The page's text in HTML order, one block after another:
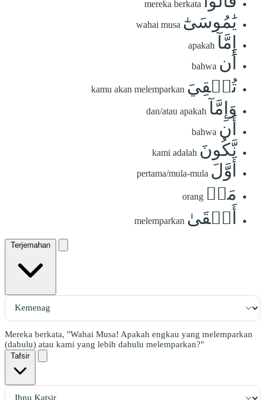
mereka berkata
يَٰمُوسَىٰٓ wahai musa
إِمَّآ apakah
أَن bahwa
تُلۡقِيَ kamu akan melemparkan
وَإِمَّآ dan/atau apakah
أَن bahwa
نَّكُونَ kami adalah
أَوَّلَ pertama/mula-mula
مَنۡ orang
أَلۡقَىٰ melemparkan
Terjemahan
Mereka berkata, "Wahai Musa! Apakah engkau yang melemparkan
(dahulu) atau kami yang lebih dahulu melemparkan?"
Tafsir